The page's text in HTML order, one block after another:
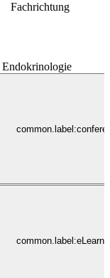
Fachrichtung